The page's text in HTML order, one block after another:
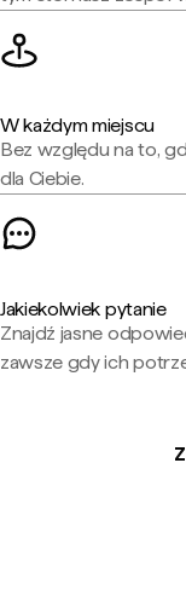
W każdym miejscu
Bez względu na to,
dla Ciebie.
Jakiekolwiek pytanie
Znajdź jasne
zawsze gdy ich